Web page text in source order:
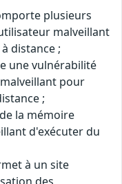
plusieurs
malveillant
distance ;
une vulnérabilité
pour
;
la mémoire
d'exécuter du
à un site